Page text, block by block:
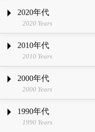
2020年代
2020 Years
2010年代
2010 Years
2000年代
2000 Years
1990年代
1990 Years